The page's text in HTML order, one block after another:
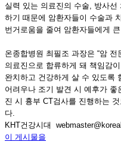
실력 있는 의료진의 수술, 방사
하기 때문에 암환자들이 수술과
번거로움을 줄여 암환자들에게
온종합병원 최필조 과장은 “암
의료진으로 합류하게 돼 책임감
완치하고 건강하게 살 수 있도록
어려우나 조기 발견 시 예후가
진 시 흉부 CT검사를 진행하는
다.
KHT건강시대
이 게시물을